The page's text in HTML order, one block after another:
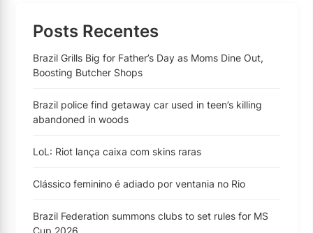
Posts Recentes
Brazil Grills Big for Father’s Day as Moms Dine Out,
Boosting Butcher Shops
Brazil police find getaway car used in teen’s killing
abandoned in woods
LoL: Riot lança caixa com skins raras
Clássico feminino é adiado por ventania no Rio
Brazil Federation summons clubs to set rules for MS
Cup 2026